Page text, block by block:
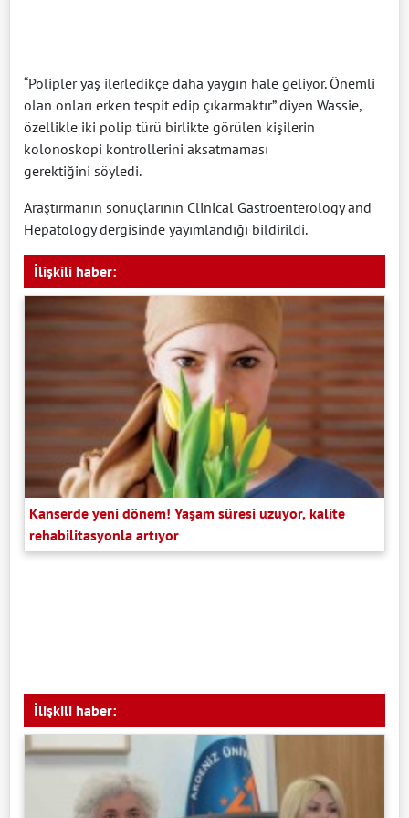
“Polipler yaş ilerledikçe daha yaygın hale geliyor. Önemli
olan onları erken tespit edip çıkarmaktır” diyen Wassie,
özellikle iki polip türü birlikte görülen kişilerin
kolonoskopi kontrollerini aksatmaması
gerektiğini söyledi.
Araştırmanın sonuçlarının Clinical Gastroenterology and
Hepatology dergisinde yayımlandığı bildirildi.
İlişkili haber:
Kanserde yeni dönem! Yaşam süresi uzuyor, kalite
rehabilitasyonla artıyor
İlişkili haber: